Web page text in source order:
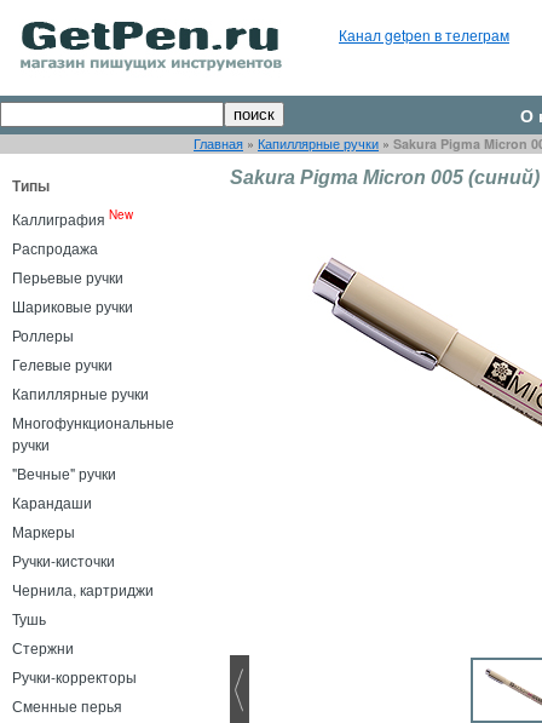
Канал getpen в телеграм
О
Главная » Капиллярные ручки » Sakura Pigma Micron
Типы
Каллиграфия New
Распродажа
Перьевые ручки
Шариковые ручки
Роллеры
Гелевые ручки
Капиллярные ручки
Многофункциональные
ручки
"Вечные" ручки
Карандаши
Маркеры
Ручки-кисточки
Чернила, картриджи
Тушь
Стержни
Ручки-корректоры
Сменные перья
Sakura Pigma Micron 005 (синий)